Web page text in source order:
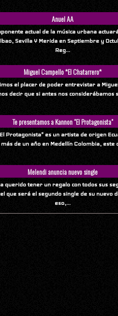
Anuel AA
actual de la música urbana
Sevilla Y Merida en Septiembre y
Reg...
Miguel Campello *El Chatarrero*
placer de poder entrevistar a Miguel
decir que si antes nos considerábamos
Te presentamos a Kannon "El Protagonista"
Protagonista" es un artista de origen
de un año en Medellín Colombia, este
Melendi anuncia nuevo single
querido tener un regalo con todos sus
que será el segundo single de su nuevo
eso,...